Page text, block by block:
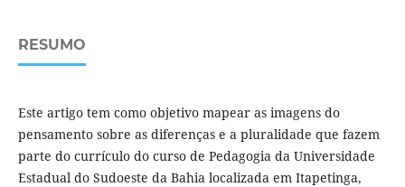
RESUMO
Este artigo tem como objetivo mapear as imagens do
pensamento sobre as diferenças e a pluralidade que fazem
parte do currículo do curso de Pedagogia da Universidade
Estadual do Sudoeste da Bahia localizada em Itapetinga,